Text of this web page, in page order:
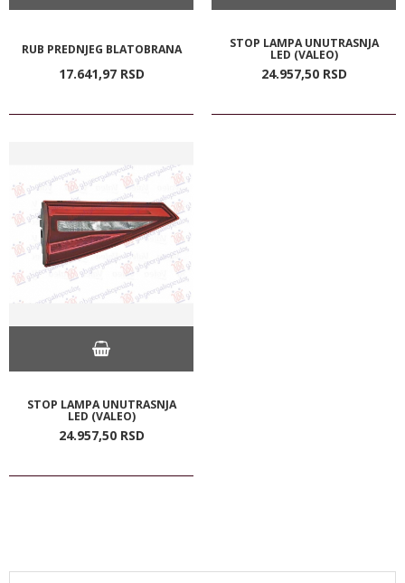
RUB PREDNJEG BLATOBRANA
17.641,97 RSD
STOP LAMPA UNUTRASNJA
LED (VALEO)
24.957,50 RSD
STOP LAMPA UNUTRASNJA
LED (VALEO)
24.957,50 RSD